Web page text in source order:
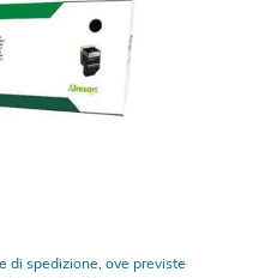
di spedizione, ove previste